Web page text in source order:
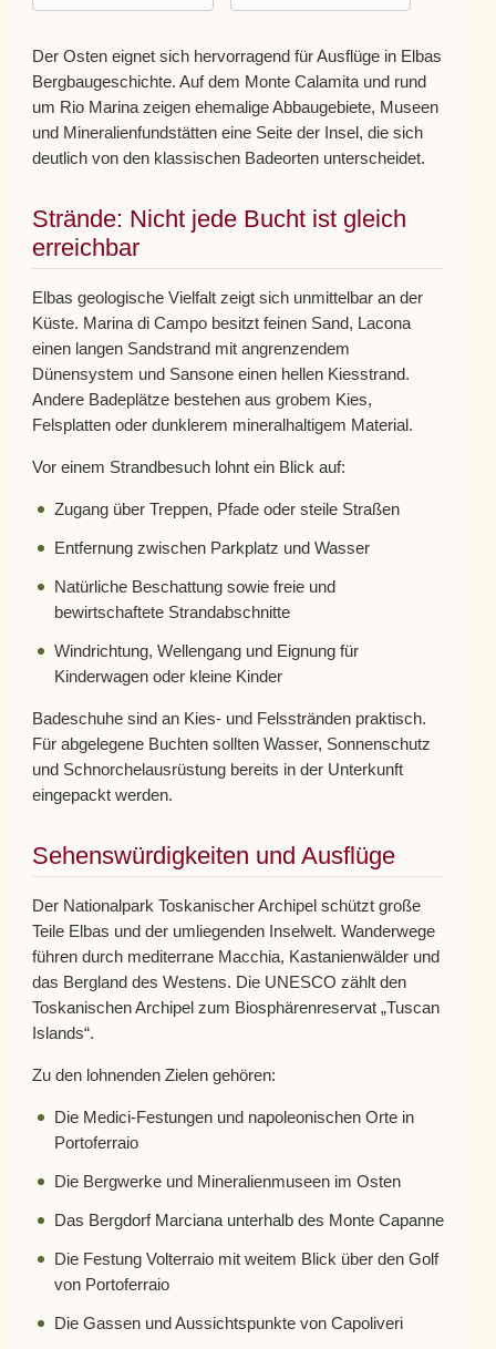
Der Osten eignet sich hervorragend für Ausflüge in Elbas
Bergbaugeschichte. Auf dem Monte Calamita und rund
um Rio Marina zeigen ehemalige Abbaugebiete, Museen
und Mineralienfundstätten eine Seite der Insel, die sich
deutlich von den klassischen Badeorten unterscheidet.
Strände: Nicht jede Bucht ist gleich
erreichbar
Elbas geologische Vielfalt zeigt sich unmittelbar an der
Küste. Marina di Campo besitzt feinen Sand, Lacona
einen langen Sandstrand mit angrenzendem
Dünensystem und Sansone einen hellen Kiesstrand.
Andere Badeplätze bestehen aus grobem Kies,
Felsplatten oder dunklerem mineralhaltigem Material.
Vor einem Strandbesuch lohnt ein Blick auf:
Zugang über Treppen, Pfade oder steile Straßen
Entfernung zwischen Parkplatz und Wasser
Natürliche Beschattung sowie freie und
bewirtschaftete Strandabschnitte
Windrichtung, Wellengang und Eignung für
Kinderwagen oder kleine Kinder
Badeschuhe sind an Kies- und Felsstränden praktisch.
Für abgelegene Buchten sollten Wasser, Sonnenschutz
und Schnorchelausrüstung bereits in der Unterkunft
eingepackt werden.
Sehenswürdigkeiten und Ausflüge
Der Nationalpark Toskanischer Archipel schützt große
Teile Elbas und der umliegenden Inselwelt. Wanderwege
führen durch mediterrane Macchia, Kastanienwälder und
das Bergland des Westens. Die UNESCO zählt den
Toskanischen Archipel zum Biosphärenreservat „Tuscan
Islands“.
Zu den lohnenden Zielen gehören:
Die Medici-Festungen und napoleonischen Orte in
Portoferraio
Die Bergwerke und Mineralienmuseen im Osten
Das Bergdorf Marciana unterhalb des Monte Capanne
Die Festung Volterraio mit weitem Blick über den Golf
von Portoferraio
Die Gassen und Aussichtspunkte von Capoliveri